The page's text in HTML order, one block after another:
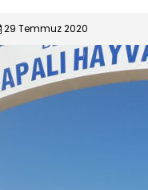
29 Temmuz 2020